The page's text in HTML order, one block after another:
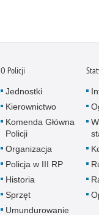
O Policji
Jednostki
Kierownictwo
Komenda Główna
Policji
Organizacja
Policja w III RP
Historia
Sprzęt
Umundurowanie